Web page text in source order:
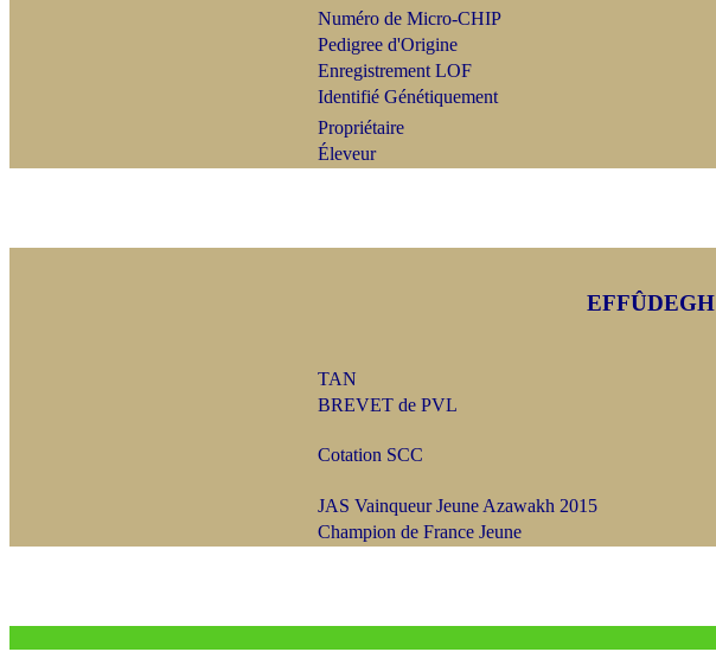
Numéro de Micro-CHIP
Pedigree d'Origine
Enregistrement LOF
Identifié Génétiquement
Propriétaire
Éleveur
TAN
BREVET de PVL
Cotation SCC
JAS Vainqueur Jeune Azawakh 2015
Champion de France Jeune